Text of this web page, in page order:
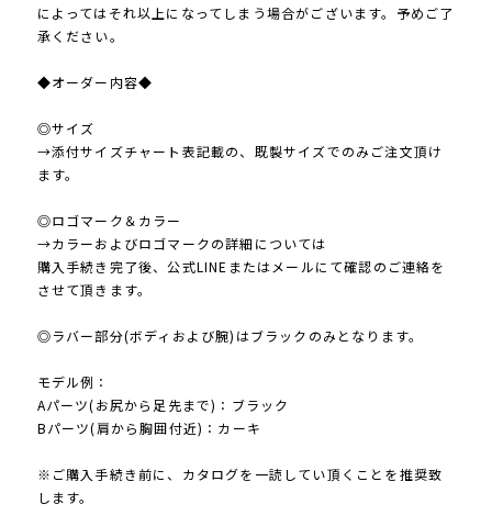
によってはそれ以上になってしまう場合がございます。予めご了
承ください。
◆オーダー内容◆
◎サイズ
→添付サイズチャート表記載の、既製サイズでのみご注文頂け
ます。
◎ロゴマーク＆カラー
→カラーおよびロゴマークの詳細については
購入手続き完了後、公式LINEまたはメールにて確認のご連絡を
させて頂きます。
◎ラバー部分(ボディおよび腕)はブラックのみとなります。
モデル例：
Aパーツ(お尻から足先まで)：ブラック
Bパーツ(肩から胸囲付近)：カーキ
※ご購入手続き前に、カタログを一読してい頂くことを推奨致
します。